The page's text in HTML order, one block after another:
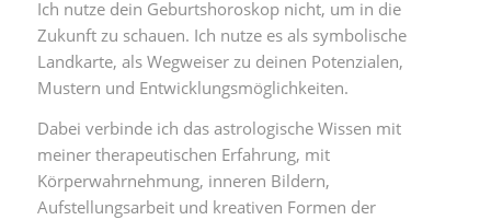
Ich nutze dein Geburtshoroskop nicht, um in die
Zukunft zu schauen. Ich nutze es als symbolische
Landkarte, als Wegweiser zu deinen Potenzialen,
Mustern und Entwicklungsmöglichkeiten.
Dabei verbinde ich das astrologische Wissen mit
meiner therapeutischen Erfahrung, mit
Körperwahrnehmung, inneren Bildern,
Aufstellungsarbeit und kreativen Formen der